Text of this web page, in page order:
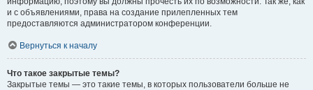
и с объявлениями, права на создание прилепленных тем
предоставляются администратором конференции.
Вернуться к началу
Что такое закрытые темы?
Закрытые темы — это такие темы, в которых пользователи больше не